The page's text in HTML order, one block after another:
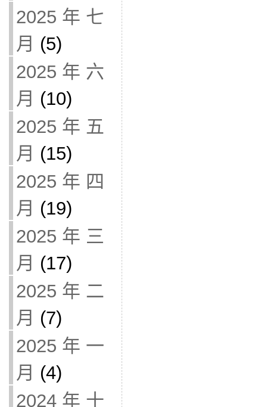
2025 年 七
月 (5)
2025 年 六
月 (10)
2025 年 五
月 (15)
2025 年 四
月 (19)
2025 年 三
月 (17)
2025 年 二
月 (7)
2025 年 一
月 (4)
2024 年 十